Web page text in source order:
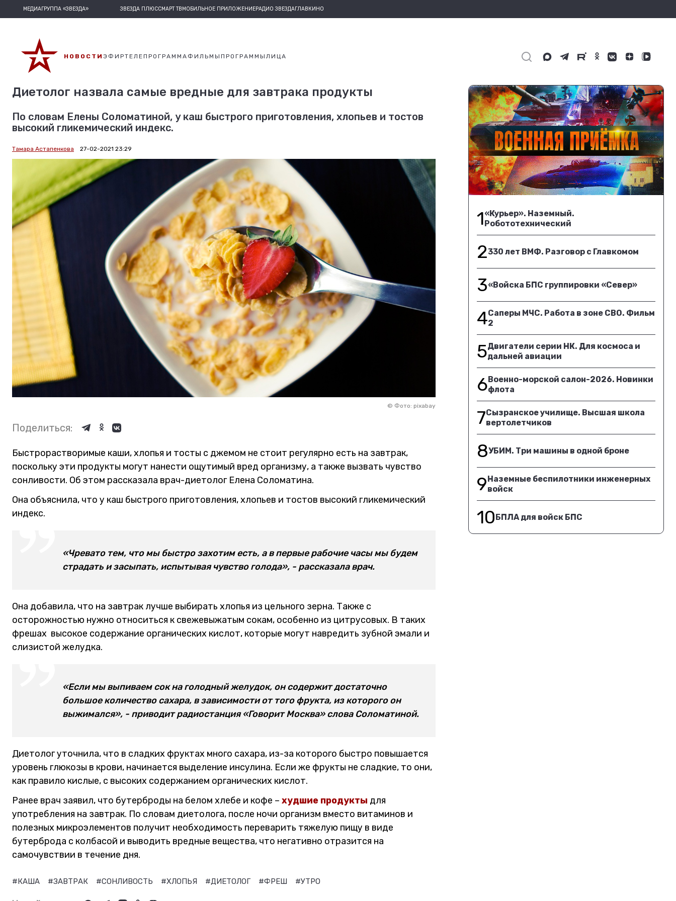
МЕДИАГРУППА «ЗВЕЗДА» ЗВЕЗДА ПЛЮССМАРТ ТВМОБИЛЬНОЕ ПРИЛОЖЕНИЕРАДИО ЗВЕЗДАГЛАВКИНО
НОВОСТИ ЭФИРТЕЛЕПРОГРАММАФИЛЬМЫ ПРОГРАММЫ ЛИЦА
Диетолог назвала самые вредные для завтрака продукты
По словам Елены Соломатиной, у каш быстрого приготовления, хлопьев и тостов
высокий гликемический индекс.
Тамара Астапенкова 27-02-2021 23:29
© Фото: pixabay
Поделиться:
Быстрорастворимые каши, хлопья и тосты с джемом не стоит регулярно есть на завтрак,
поскольку эти продукты могут нанести ощутимый вред организму, а также вызвать чувство
сонливости. Об этом рассказала врач-диетолог Елена Соломатина.
Она объяснила, что у каш быстрого приготовления, хлопьев и тостов высокий гликемический
индекс.
«Чревато тем, что мы быстро захотим есть, а в первые рабочие часы мы будем
страдать и засыпать, испытывая чувство голода», - рассказала врач.
Она добавила, что на завтрак лучше выбирать хлопья из цельного зерна. Также с
осторожностью нужно относиться к свежевыжатым сокам, особенно из цитрусовых. В таких
фрешах высокое содержание органических кислот, которые могут навредить зубной эмали и
слизистой желудка.
«Если мы выпиваем сок на голодный желудок, он содержит достаточно
большое количество сахара, в зависимости от того фрукта, из которого он
выжимался», - приводит радиостанция «Говорит Москва» слова Соломатиной.
Диетолог уточнила, что в сладких фруктах много сахара, из-за которого быстро повышается
уровень глюкозы в крови, начинается выделение инсулина. Если же фрукты не сладкие, то они,
как правило кислые, с высоких содержанием органических кислот.
Ранее врач заявил, что бутерброды на белом хлебе и кофе – худшие продукты для
употребления на завтрак. По словам диетолога, после ночи организм вместо витаминов и
полезных микроэлементов получит необходимость переварить тяжелую пищу в виде
бутерброда с колбасой и выводить вредные вещества, что негативно отразится на
самочувствии в течение дня.
#КАША #ЗАВТРАК #СОНЛИВОСТЬ #ХЛОПЬЯ #ДИЕТОЛОГ #ФРЕШ #УТРО
1«Курьер». Наземный.
Робототехнический
2330 лет ВМФ. Разговор с Главкомом
3«Войска БПС группировки «Север»
4Саперы МЧС. Работа в зоне СВО. Фильм
2
5Двигатели серии НК. Для космоса и
дальней авиации
6Военно-морской салон-2026. Новинки
флота
7Сызранское училище. Высшая школа
вертолетчиков
8УБИМ. Три машины в одной броне
9Наземные беспилотники инженерных
войск
10БПЛА для войск БПС